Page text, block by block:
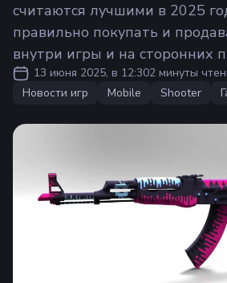
считаются лучшими в 2025
правильно покупать и
внутри игры и на сторонних
13 июня 2025, в 12:302 минуты
Новости игр
Mobile Shooter